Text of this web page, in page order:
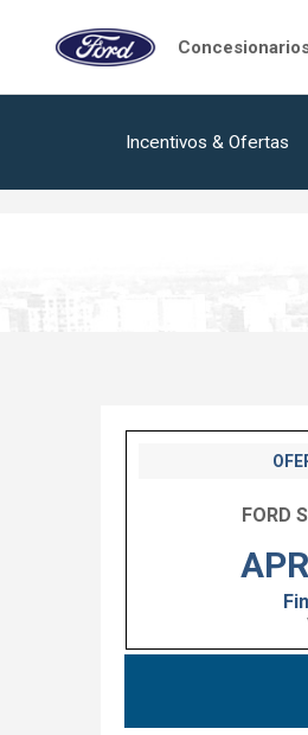
Incentivos & Ofertas
FORD